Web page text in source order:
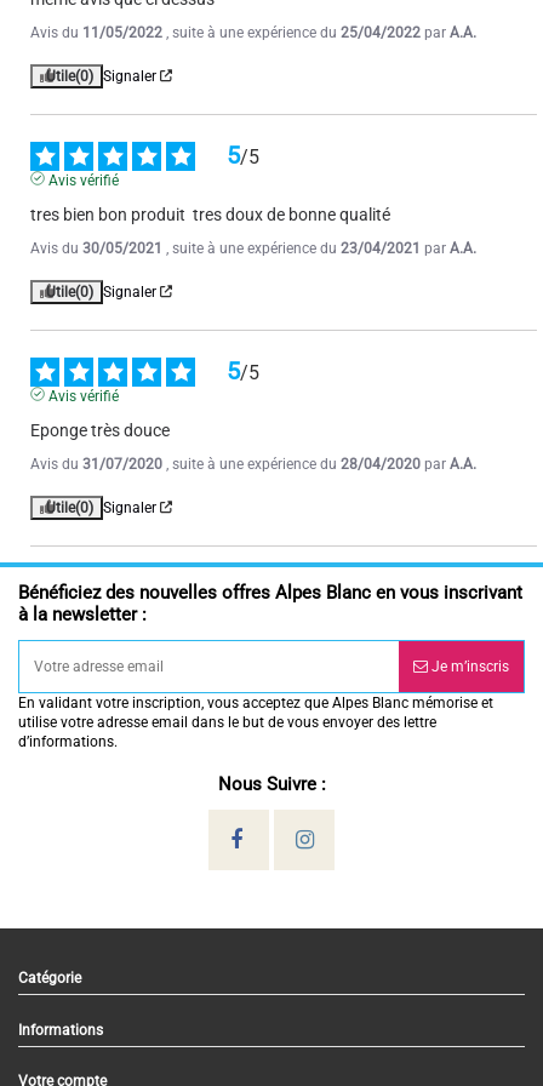
Avis du 11/05/2022 , suite à une expérience du 25/04/2022 par A.A.
Utile(0) Signaler
5/5
Avis vérifié
tres bien bon produit  tres doux de bonne qualité
Avis du 30/05/2021 , suite à une expérience du 23/04/2021 par A.A.
Utile(0) Signaler
5/5
Avis vérifié
Eponge très douce
Avis du 31/07/2020 , suite à une expérience du 28/04/2020 par A.A.
Utile(0) Signaler
Bénéficiez des nouvelles offres Alpes Blanc en vous inscrivant
à la newsletter :
Je m’inscris
En validant votre inscription, vous acceptez que Alpes Blanc mémorise et
utilise votre adresse email dans le but de vous envoyer des lettre
d’informations.
Nous Suivre :
Catégorie
Informations
Votre compte